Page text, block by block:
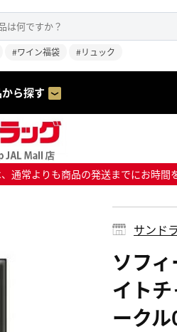
#ワイン福袋 #リュック
ら探す
常よりも商品の発送までにお時間
サンド
ソフ
イト
ーク